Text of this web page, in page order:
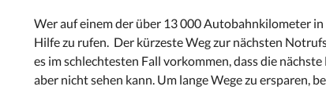
Wer auf einem der über 13 000 Autobahnkilometer
Hilfe zu rufen. Der kürzeste Weg zur nächsten
es im schlechtesten Fall vorkommen, dass die
aber nicht sehen kann. Um lange Wege zu ersparen,